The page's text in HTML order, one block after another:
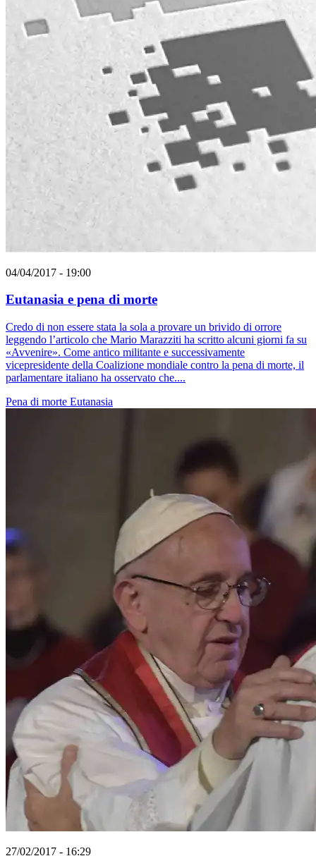
04/04/2017 - 19:00
Eutanasia e pena di morte
Credo di non essere stata la sola a provare un brivido di orrore
leggendo l’articolo che Mario Marazziti ha scritto alcuni giorni fa su
«Avvenire». Come antico militante e successivamente
vicepresidente della Coalizione mondiale contro la pena di morte, il
parlamentare italiano ha osservato che....
Pena di morte Eutanasia
27/02/2017 - 16:29